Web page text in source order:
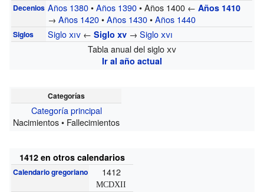
Decenios Años 1380•Años 1390• Años 1400 ←Años 1410
→Años 1420•Años 1430•Años 1440
Siglos Sigloxiv ←Sigloxv →Sigloxvi
Tabla anual del sigloxv
Ir al año actual
Categorías
Categoría principal
Nacimientos • Fallecimientos
1412 en otros calendarios
Calendario gregoriano 1412
MCDXII